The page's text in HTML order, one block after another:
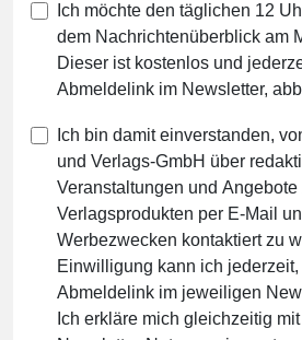
Ich möchte den täglichen 12
dem Nachrichtenüberblick am
Dieser ist kostenlos und
Abmeldelink im Newsletter,
Ich bin damit einverstanden,
und Verlags-GmbH über
Veranstaltungen und Angebote
Verlagsprodukten per E-Mail
Werbezwecken kontaktiert zu
Einwilligung kann ich jederzeit,
Abmeldelink im jeweiligen
Ich erkläre mich gleichzeitig